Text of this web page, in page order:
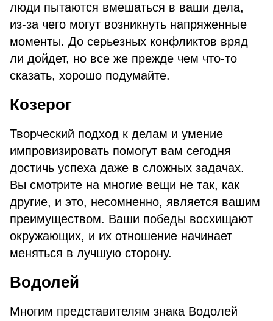
люди пытаются вмешаться в ваши дела,
из-за чего могут возникнуть напряженные
моменты. До серьезных конфликтов вряд
ли дойдет, но все же прежде чем что-то
сказать, хорошо подумайте.
Козерог
Творческий подход к делам и умение
импровизировать помогут вам сегодня
достичь успеха даже в сложных задачах.
Вы смотрите на многие вещи не так, как
другие, и это, несомненно, является вашим
преимуществом. Ваши победы восхищают
окружающих, и их отношение начинает
меняться в лучшую сторону.
Водолей
Многим представителям знака Водолей